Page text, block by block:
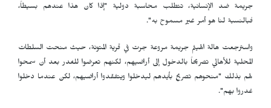
جريمة ضد الإنسانية، تتطلب محاسبة دولية "إذا كان هذا عندهم بسيطاً،
فبالنسبة لنا هو أمر غير مسموح به".
واسترجعت هالة الهيثم جريمة مروعة جرت في قرية المتونة، حيث منحت السلطات
المحلية للأهالي تصريحاً بالدخول إلى أراضيهم، لكنهم تعرضوا للغدر بعد أن سمحوا
لهم بذلك "منحوهم تصريح بأيدهم ليدخلوا ويتفقدوا أراضيهم، لكن عندما دخلوا
غدروا بهم".